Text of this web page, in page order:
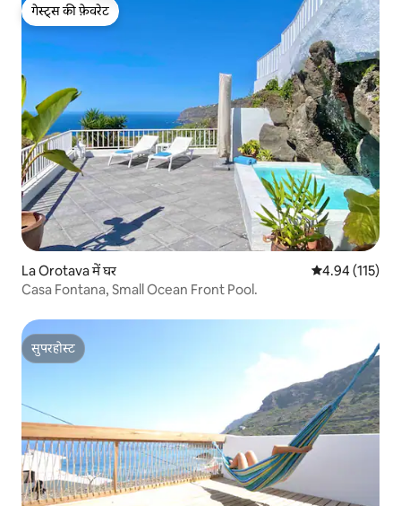
गेस्ट्स की फ़ेवरेट
गेस्ट्स की फ़ेवरेट
La Orotava में घर औसत रेटिंग 5 में से
4.94 (115)
Casa Fontana, Small Ocean Front Pool.
सुपरहोस्ट
सुपरहोस्ट